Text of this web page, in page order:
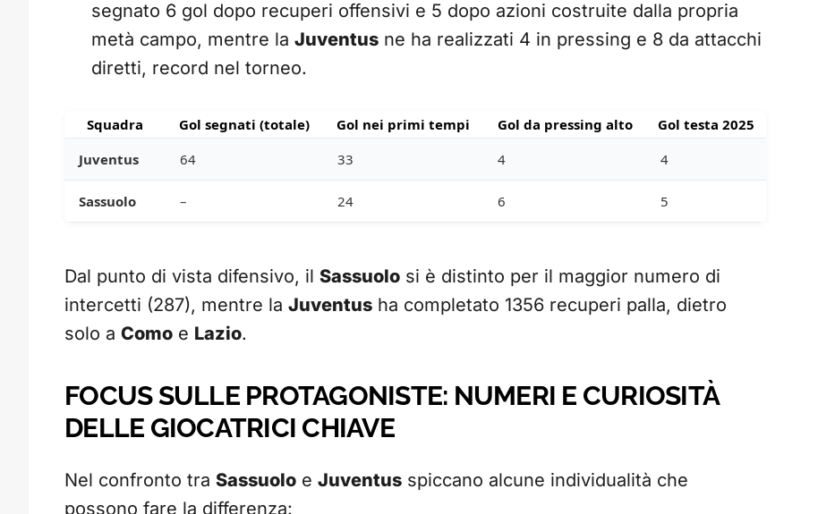
segnato 6 gol dopo recuperi offensivi e 5 dopo azioni costruite dalla propria
metà campo, mentre la Juventus ne ha realizzati 4 in pressing e 8 da attacchi
diretti, record nel torneo.
Squadra Gol segnati (totale) Gol nei primi tempi Gol da pressing alto
Gol testa 2025
Juventus
64 33 4 4
Sassuolo – 24 6 5
Dal punto di vista difensivo, il Sassuolo si è distinto per il maggior numero di
intercetti (287), mentre la Juventus ha completato 1356 recuperi palla, dietro
solo a Como e Lazio.
FOCUS SULLE PROTAGONISTE: NUMERI E CURIOSITÀ
DELLE GIOCATRICI CHIAVE
Nel confronto tra Sassuolo e Juventus spiccano alcune individualità che
possono fare la differenza: